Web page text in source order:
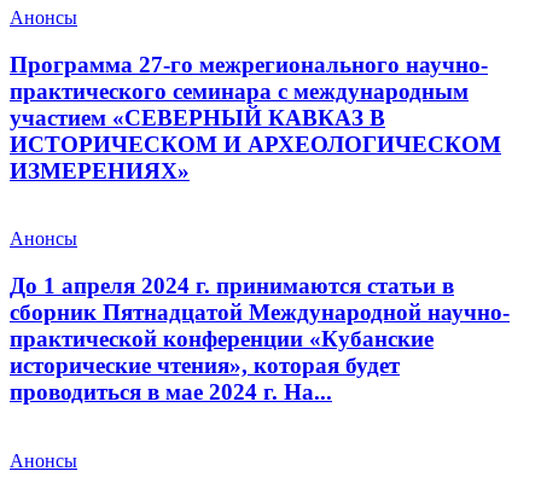
Анонсы
Программа 27-го межрегионального научно-
практического семинара с международным
участием «СЕВЕРНЫЙ КАВКАЗ В
ИСТОРИЧЕСКОМ И АРХЕОЛОГИЧЕСКОМ
ИЗМЕРЕНИЯХ»
Анонсы
До 1 апреля 2024 г. принимаются статьи в
сборник Пятнадцатой Международной научно-
практической конференции «Кубанские
исторические чтения», которая будет
проводиться в мае 2024 г. На...
Анонсы